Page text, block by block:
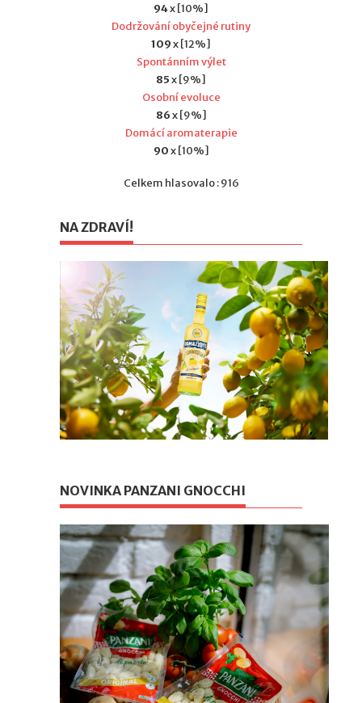
94x [10%]
Dodržování obyčejné rutiny
109x [12%]
Spontánním výlet
85x [9%]
Osobní evoluce
86x [9%]
Domácí aromaterapie
90x [10%]
Celkem hlasovalo : 916
NA ZDRAVÍ!
NOVINKA PANZANI GNOCCHI